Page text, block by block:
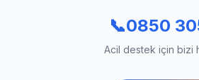
📞0850
Acil destek için bizi